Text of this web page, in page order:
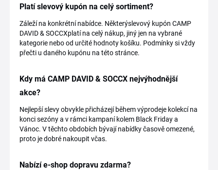
Platí slevový kupón na celý sortiment?
Záleží na konkrétní nabídce. Některýslevový kupón CAMP
DAVID & SOCCXplatí na celý nákup, jiný jen na vybrané
kategorie nebo od určité hodnoty košíku. Podmínky si vždy
přečti u daného kupónu na této stránce.
Kdy má CAMP DAVID & SOCCX nejvýhodnější
akce?
Nejlepší slevy obvykle přicházejí během výprodeje kolekcí na
konci sezóny a v rámci kampaní kolem Black Friday a
Vánoc. V těchto obdobích bývají nabídky časově omezené,
proto je dobré nakoupit včas.
Nabízí e-shop dopravu zdarma?